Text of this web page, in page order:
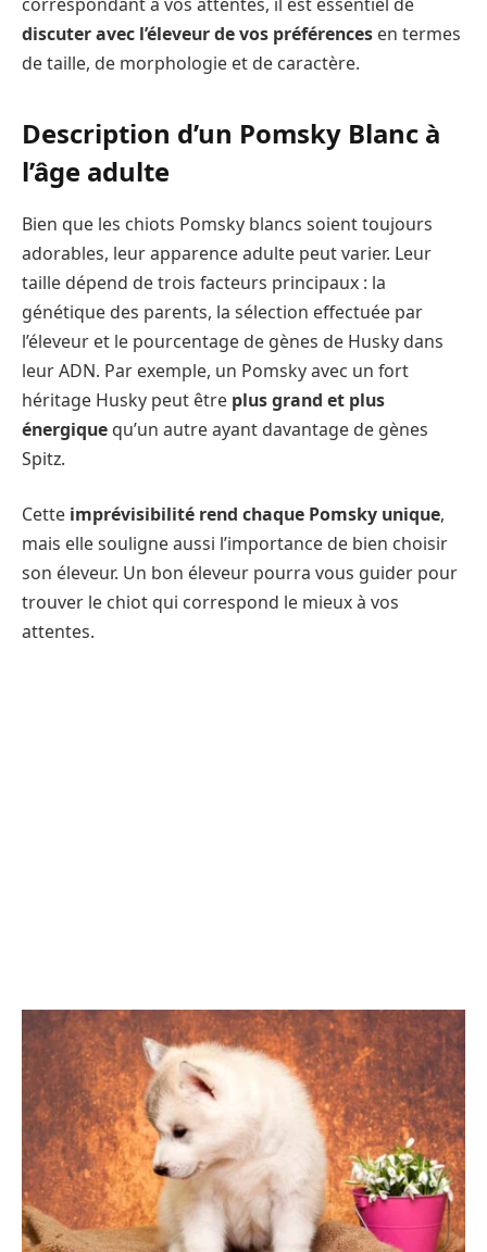
correspondant à vos attentes, il est essentiel de
discuter avec l’éleveur de vos préférences en termes
de taille, de morphologie et de caractère.
Description d’un Pomsky Blanc à
l’âge adulte
Bien que les chiots Pomsky blancs soient toujours
adorables, leur apparence adulte peut varier. Leur
taille dépend de trois facteurs principaux : la
génétique des parents, la sélection effectuée par
l’éleveur et le pourcentage de gènes de Husky dans
leur ADN. Par exemple, un Pomsky avec un fort
héritage Husky peut être plus grand et plus
énergique qu’un autre ayant davantage de gènes
Spitz.
Cette imprévisibilité rend chaque Pomsky unique,
mais elle souligne aussi l’importance de bien choisir
son éleveur. Un bon éleveur pourra vous guider pour
trouver le chiot qui correspond le mieux à vos
attentes.